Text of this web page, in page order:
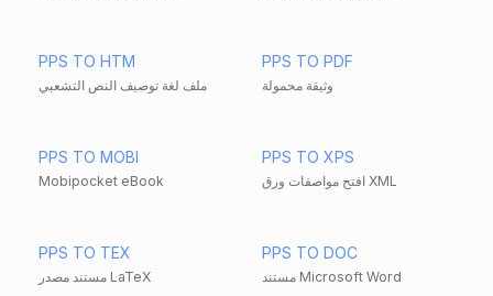
PPS TO HTM
ملف لغة توصيف النص التشعبي
PPS TO PDF
وثيقة محمولة
PPS TO MOBI
Mobipocket eBook
PPS TO XPS
افتح مواصفات ورق XML
PPS TO TEX
مستند مصدر LaTeX
PPS TO DOC
مستند Microsoft Word